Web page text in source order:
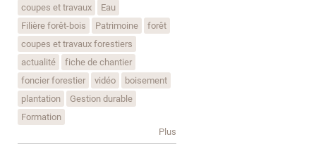
coupes et travaux
Eau
Filière forêt-bois
Patrimoine
forêt
coupes et travaux forestiers
actualité
fiche de chantier
foncier forestier
vidéo
boisement
plantation
Gestion durable
Formation
Plus